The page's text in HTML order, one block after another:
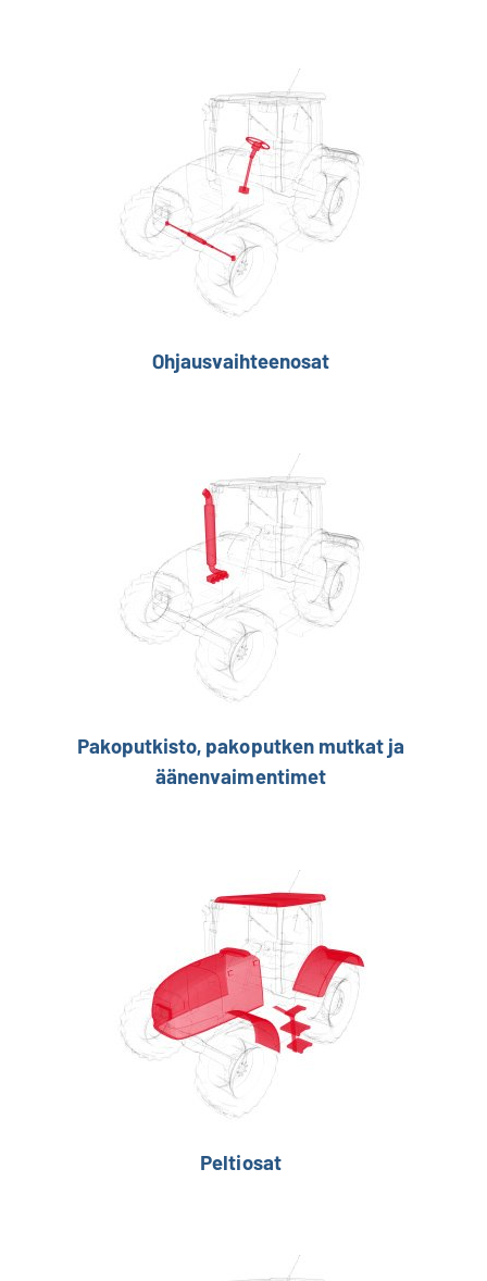
Ohjausvaihteenosat
Pakoputkisto, pakoputken mutkat ja
äänenvaimentimet
Peltiosat